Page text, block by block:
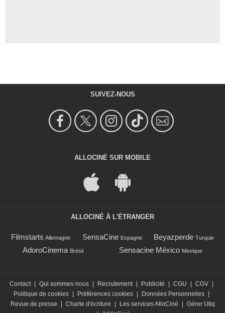
SUIVEZ-NOUS
ALLOCINÉ SUR MOBILE
ALLOCINÉ À L'ÉTRANGER
Filmstarts Allemagne SensaCine Espagne Beyazperde Turquie
AdoroCinema Brésil Sensacine México Mexique
Contact | Qui sommes-nous | Recrutement | Publicité | CGU | CGV |
Politique de cookies | Préférences cookies | Données Personnelles |
Revue de presse
| Charte d'écriture | Les services AlloCiné | Gérer Utiq